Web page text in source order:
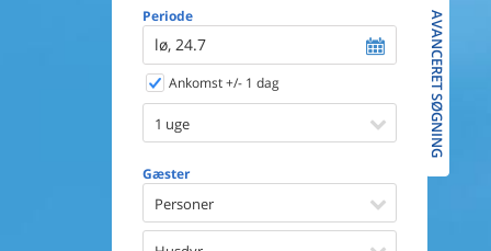
Periode
lø, 24.7
Ankomst +/- 1 dag
1 uge
Gæster
Personer
Afstand til
Udsigt til
Faciliteter
Spa
AVANCERET SØGNING